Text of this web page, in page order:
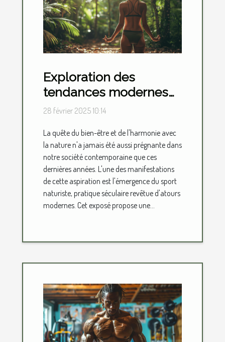
Exploration des
tendances modernes
du sport naturiste et
28 février 2025 10:14
La quête du bien-être et de l'harmonie avec
la nature n'a jamais été aussi prégnante dans
notre société contemporaine que ces
dernières années. L'une des manifestations
de cette aspiration est l'émergence du sport
naturiste, pratique séculaire revêtue d'atours
modernes. Cet exposé propose une...